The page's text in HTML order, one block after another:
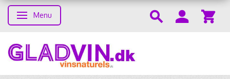
Toggle navigation
Menu